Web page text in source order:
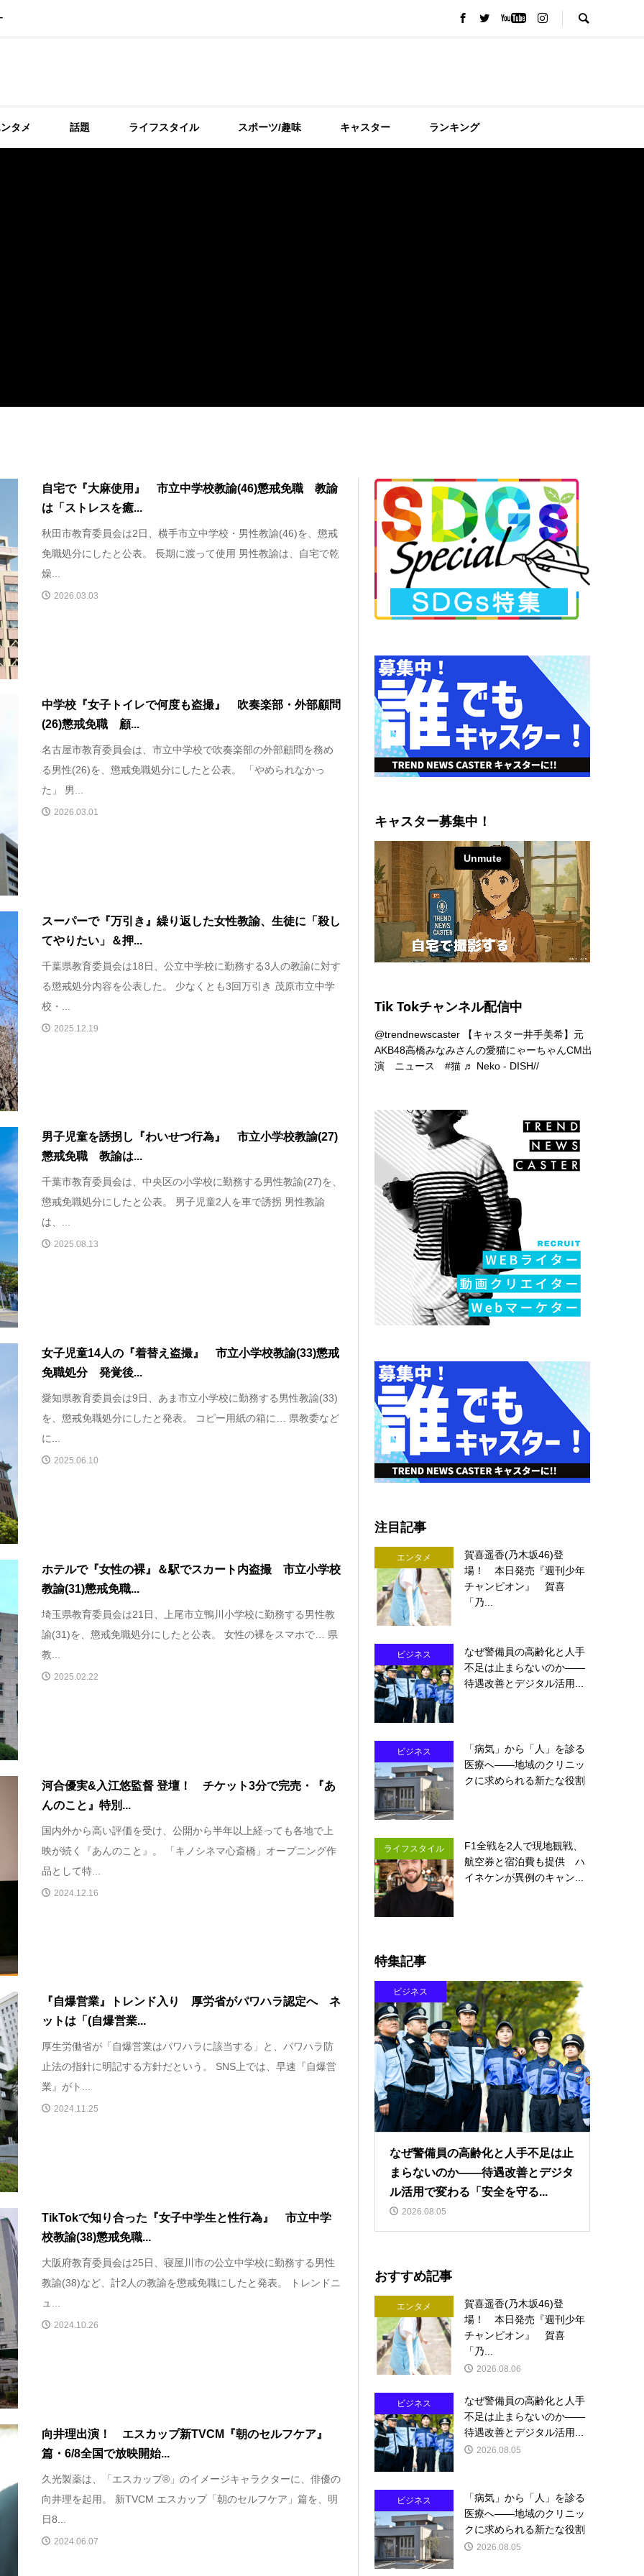
タメ 話題 ライフスタイル スポーツ/趣味 キャスター ランキング
自宅で『大麻使用』 市立中学校教諭(46)懲戒免職 教諭
は「ストレスを癒...
秋田市教育委員会は2日、横手市立中学校・男性教諭(46)を、懲戒
免職処分にしたと公表。 長期に渡って使用 男性教諭は、自宅で乾
燥...
2026.03.03
中学校『女子トイレで何度も盗撮』 吹奏楽部・外部顧問
(26)懲戒免職 顧...
名古屋市教育委員会は、市立中学校で吹奏楽部の外部顧問を務め
る男性(26)を、懲戒免職処分にしたと公表。 「やめられなかっ
た」 男...
2026.03.01
スーパーで『万引き』繰り返した女性教諭、生徒に「殺し
てやりたい」＆押...
千葉県教育委員会は18日、公立中学校に勤務する3人の教諭に対す
る懲戒処分内容を公表した。 少なくとも3回万引き 茂原市立中学
校・...
2025.12.19
男子児童を誘拐し『わいせつ行為』 市立小学校教諭(27)
懲戒免職 教諭は...
千葉市教育委員会は、中央区の小学校に勤務する男性教諭(27)を、
懲戒免職処分にしたと公表。 男子児童2人を車で誘拐 男性教諭
は、...
2025.08.13
女子児童14人の『着替え盗撮』 市立小学校教諭(33)懲戒
免職処分 発覚後...
愛知県教育委員会は9日、あま市立小学校に勤務する男性教諭(33)
を、懲戒免職処分にしたと発表。 コピー用紙の箱に… 県教委など
に...
2025.06.10
ホテルで『女性の裸』＆駅でスカート内盗撮 市立小学校
教諭(31)懲戒免職...
埼玉県教育委員会は21日、上尾市立鴨川小学校に勤務する男性教
諭(31)を、懲戒免職処分にしたと公表。 女性の裸をスマホで… 県
教...
2025.02.22
河合優実&入江悠監督 登壇！ チケット3分で完売・『あ
んのこと』特別...
国内外から高い評価を受け、公開から半年以上経っても各地で上
映が続く『あんのこと』。 「キノシネマ心斎橋」オープニング作
品として特...
2024.12.16
『自爆営業』トレンド入り 厚労省がパワハラ認定へ ネ
ットは「(自爆営業...
厚生労働省が「自爆営業はパワハラに該当する」と、パワハラ防
止法の指針に明記する方針だという。 SNS上では、早速『自爆営
業』がト...
2024.11.25
TikTokで知り合った『女子中学生と性行為』 市立中学
校教諭(38)懲戒免職...
大阪府教育委員会は25日、寝屋川市の公立中学校に勤務する男性
教諭(38)など、計2人の教諭を懲戒免職にしたと発表。 トレンドニ
ュ...
2024.10.26
向井理出演！ エスカップ新TVCM『朝のセルフケア』
篇・6/8全国で放映開始...
久光製薬は、「エスカップ®」のイメージキャラクターに、俳優の
向井理を起用。 新TVCM エスカップ「朝のセルフケア」篇を、明
日8...
2024.06.07
キャスター募集中！
Tik Tokチャンネル配信中
@trendnewscaster 【キャスター井手美希】元
AKB48高橋みなみさんの愛猫にゃーちゃんCM出
演 ニュース#猫 ♬ Neko - DISH//
注目記事
エンタメ
賀喜遥香(乃木坂46)登
場！ 本日発売『週刊少年
チャンピオン』 賀喜
「乃...
ビジネス
なぜ警備員の高齢化と人手
不足は止まらないのか――
待遇改善とデジタル活用...
ビジネス
「病気」から「人」を診る
医療へ――地域のクリニッ
クに求められる新たな役割
ライフスタイル
F1全戦を2人で現地観戦、
航空券と宿泊費も提供 ハ
イネケンが異例のキャン...
特集記事
ビジネス
なぜ警備員の高齢化と人手不足は止
まらないのか――待遇改善とデジタ
ル活用で変わる「安全を守る...
2026.08.05
おすすめ記事
エンタメ
賀喜遥香(乃木坂46)登
場！ 本日発売『週刊少年
チャンピオン』 賀喜
「乃...
2026.08.06
ビジネス
なぜ警備員の高齢化と人手
不足は止まらないのか――
待遇改善とデジタル活用...
2026.08.05
ビジネス
「病気」から「人」を診る
医療へ――地域のクリニッ
クに求められる新たな役割
2026.08.05